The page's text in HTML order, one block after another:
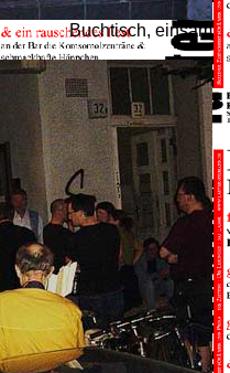
Buchtisch, einsam